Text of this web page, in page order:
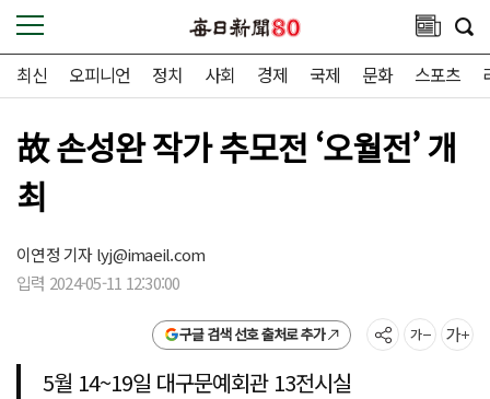
최신 오피니언 정치 사회 경제 국제 문화 스포츠
故 손성완 작가 추모전 ‘오월전’ 개
최
이연정 기자lyj@imaeil.com
입력 2024-05-11 12:30:00
구글 검색 선호 출처로 추가
5월 14~19일 대구문예회관 13전시실